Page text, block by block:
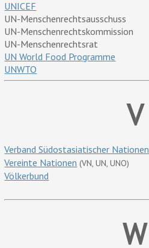
UNICEF
UN-Menschenrechtsausschuss
UN-Menschenrechtskommission
UN-Menschenrechtsrat
UN World Food Programme
UNWTO
V
Verband Südostasiatischer Nationen
Vereinte Nationen (VN, UN, UNO)
Völkerbund
W